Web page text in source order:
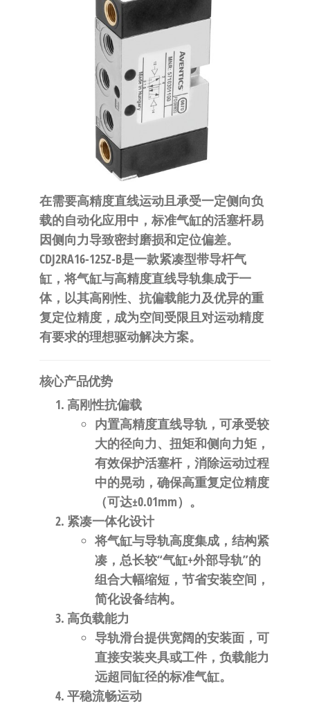
在需要高精度直线运动且承受一定侧向负
载的自动化应用中，标准气缸的活塞杆易
因侧向力导致密封磨损和定位偏差。
CDJ2RA16-125Z-B是一款紧凑型带导杆气
缸，将气缸与高精度直线导轨集成于一
体，以其高刚性、抗偏载能力及优异的重
复定位精度，成为空间受限且对运动精度
有要求的理想驱动解决方案。
​核心产品优势​
​高刚性抗偏载​
内置高精度直线导轨，可承受较
大的径向力、扭矩和侧向力矩，
有效保护活塞杆，消除运动过程
中的晃动，确保高重复定位精度
（可达±0.01mm）。
​紧凑一体化设计​
将气缸与导轨高度集成，结构紧
凑，总长较“气缸+外部导轨”的
组合大幅缩短，节省安装空间，
简化设备结构。
​高负载能力​
导轨滑台提供宽阔的安装面，可
直接安装夹具或工件，负载能力
远超同缸径的标准气缸。
​平稳流畅运动​